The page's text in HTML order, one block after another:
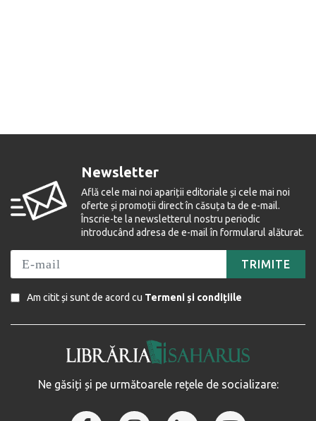
Newsletter
Află cele mai noi apariții editoriale și cele mai noi
oferte și promoții direct în căsuța ta de e-mail.
Înscrie-te la newsletterul nostru periodic
introducând adresa de e-mail în formularul alăturat.
TRIMITE
Am citit și sunt de acord cu Termeni și condițiile
Ne găsiți și pe următoarele rețele de socializare: